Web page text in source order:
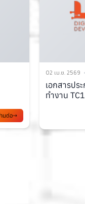
นต่อ
31 มี.ค. 2569
ส่งเสริมคุณ
รัฐบาลดิจิทัล
ส่งเสริมคุณค่